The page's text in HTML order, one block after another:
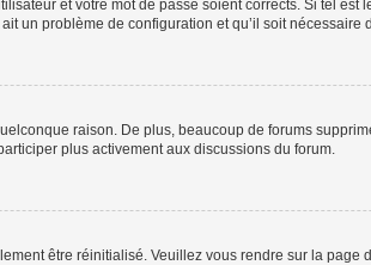
et votre mot de passe soient corrects. Si tel
un problème de configuration et qu’il soit nécessaire
raison. De plus, beaucoup de forums
plus activement aux discussions du forum.
être réinitialisé. Veuillez vous rendre sur la page